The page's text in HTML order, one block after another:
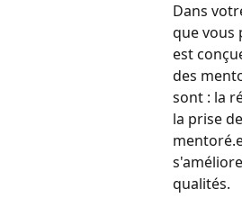
Dans
que vous
est
des
sont : la
la prise
qualités.